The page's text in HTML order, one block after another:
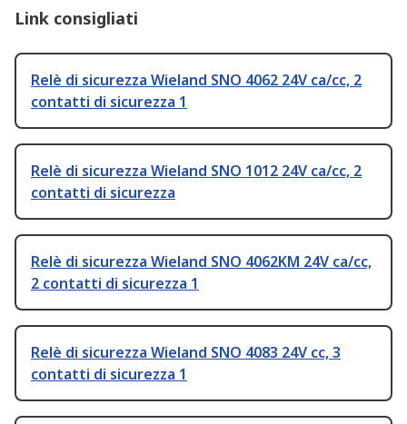
Link consigliati
Relè di sicurezza Wieland SNO 4062 24V ca/cc, 2
contatti di sicurezza 1
Relè di sicurezza Wieland SNO 1012 24V ca/cc, 2
contatti di sicurezza
Relè di sicurezza Wieland SNO 4062KM 24V ca/cc,
2 contatti di sicurezza 1
Relè di sicurezza Wieland SNO 4083 24V cc, 3
contatti di sicurezza 1